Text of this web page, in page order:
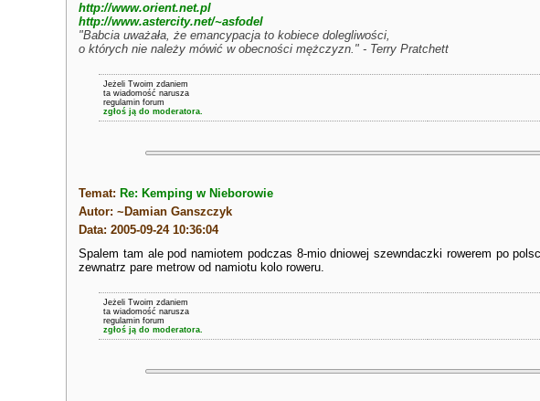
http://www.orient.net.pl
http://www.astercity.net/~asfodel
"Babcia uważała, że emancypacja to kobiece dolegliwości,
o których nie należy mówić w obecności mężczyzn." - Terry Pratchett
Jeżeli Twoim zdaniem
ta wiadomość narusza
regulamin forum
zgłoś ją do moderatora.
Temat: Re: Kemping w Nieborowie
Autor: ~Damian Ganszczyk
Data: 2005-09-24 10:36:04
Spalem tam ale pod namiotem podczas 8-mio dniowej szewndaczki rowerem po
zewnatrz pare metrow od namiotu kolo roweru.
Jeżeli Twoim zdaniem
ta wiadomość narusza
regulamin forum
zgłoś ją do moderatora.